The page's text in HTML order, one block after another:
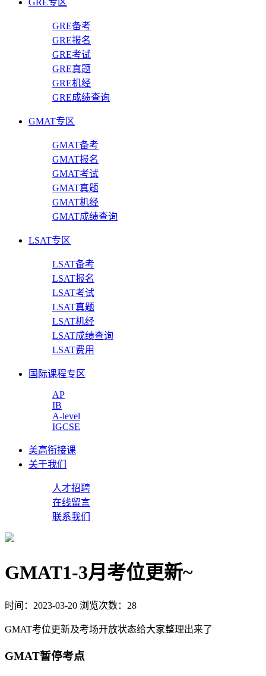
GRE专区
GRE备考
GRE报名
GRE考试
GRE真题
GRE机经
GRE成绩查询
GMAT专区
GMAT备考
GMAT报名
GMAT考试
GMAT真题
GMAT机经
GMAT成绩查询
LSAT专区
LSAT备考
LSAT报名
LSAT考试
LSAT真题
LSAT机经
LSAT成绩查询
LSAT费用
国际课程专区
AP
IB
A-level
IGCSE
美高衔接课
关于我们
人才招聘
在线留言
联系我们
GMAT1-3月考位更新~
时间：2023-03-20 浏览次数：28
GMAT考位更新及考场开放状态给大家整理出来了
GMAT暂停考点